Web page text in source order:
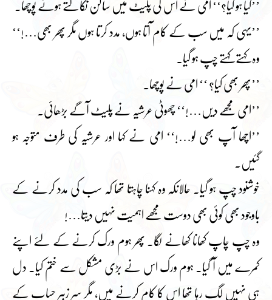
’’کیا ہو گیا؟‘‘ امی نے اس کی پلیٹ میں سالن نکالتے ہوئے پوچھا۔
’’یہی کہ میں سب کے کام آتا ہوں، مدد کرتا ہوں مگر پھر بھی…!‘‘
وہ کہتے کہتے چپ ہو گیا۔
’’پھر بھی کیا؟ ‘‘ امی نے پوچھا۔
’’امی مجھے دیں…!‘‘ چھوٹی عرشیہ نے پلیٹ آگے بڑھائی۔
’’اچھا آپ بھی لو…!‘‘ امی نے کہا اور عرشیہ کی طرف متوجہ ہو
گئیں۔
خوشنود چپ ہو گیا۔ حالانکہ وہ کہنا چاہتا تھا کہ سب کی مدد کرنے کے
باوجود بھی کوئی بھی دوست مجھے اہمیت نہیں دیتا…!
وہ چپ چاپ کھانا کھانے لگا۔ پھر ہوم ورک کرنے کے لئے اپنے
کمرے میں آ گیا۔ ہوم ورک اس نے بڑی مشکل سے ختم کیا۔ دل
ہی نہیں لگ رہا تھا اس کا کام کرنے میں، مگر سر زبیر حساب کے